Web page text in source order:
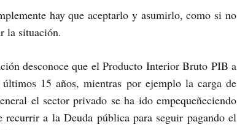
hay que aceptarlo y asumirlo, como si no
la situación.
desconoce que el Producto Interior Bruto PIB a
15 años, mientras por ejemplo la carga de
el sector privado se ha ido empequeñeciendo
a la Deuda pública para seguir pagando el